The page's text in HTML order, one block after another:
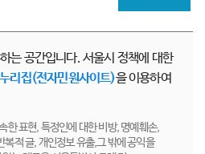
는 공간입니다. 서울시 정책에 대한
리집(전자민원사이트)을 이용하여
한 표현, 특정인에 대한 비방, 명예훼손,
복적 글, 개인정보 유출,그 밖에 공익을